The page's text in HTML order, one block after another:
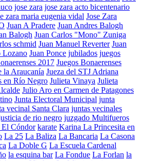
jose zara jose zara acto bicentenario
zara maria eugenia vidal Jose Zara
Juan A Pradere Juan Andres Balogh
Balogh Juan Carlos "Mono" Zuniga
schmid Juan Manuel Reverter Juan
Lozano Juan Ponce jubilados juegos
2017 Juegos Bonaerenses
la Araucanía Jueza del STJ Adriana
en Río Negro Julieta Vinaya Julieta
Julio Aro en Carmen de Patagones
Junta Electoral Municipal junta
vecinal Santa Clara juntas vecinales
de rio negro juzgado Multifueros
El Cóndor karate Karina La Princesita en
La 25 La Baliza La Bancaria La Casona
La Doble G La Escuela Cardenal
la esquina bar La Fondue La Forlan la